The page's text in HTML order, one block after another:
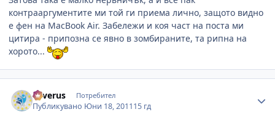
контрааргументите ми той ги приема лично, защото видно
е фен на MacBook Air. Забележи и коя част на поста ми
цитира - припозна се явно в зомбираните, та рипна на
хорото...
Severus Потребител
Публикувано Юни 18, 201115 гд